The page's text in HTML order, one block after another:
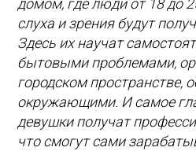
домом, где люди от 18 до
слуха и зрения будут
Здесь их научат
бытовыми проблемами,
городском пространстве,
окружающими. И самое
девушки получат
что смогут сами